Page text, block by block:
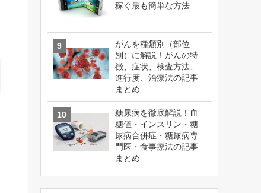
稼ぐ最も簡単な方法
がんを種類別（部位
別）に解説！がんの特
徴、症状、検査方法、
進行度、治療法の記事
まとめ
糖尿病を徹底解説！血
糖値・インスリン・糖
尿病合併症・糖尿病専
門医・食事療法の記事
まとめ